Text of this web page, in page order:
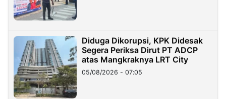
Diduga Dikorupsi, KPK Didesak
Segera Periksa Dirut PT ADCP
atas Mangkraknya LRT City
05/08/2026 - 07:05